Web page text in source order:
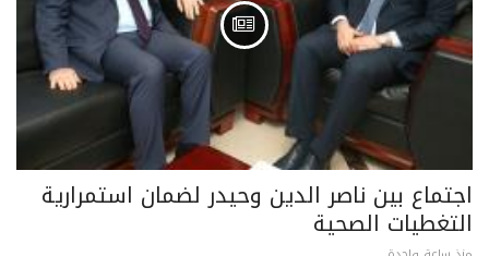
اجتماع بين ناصر الدين وحيدر لضمان استمرارية
التغطيات الصحية